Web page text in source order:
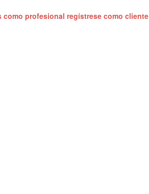
profesional regístrese como cliente